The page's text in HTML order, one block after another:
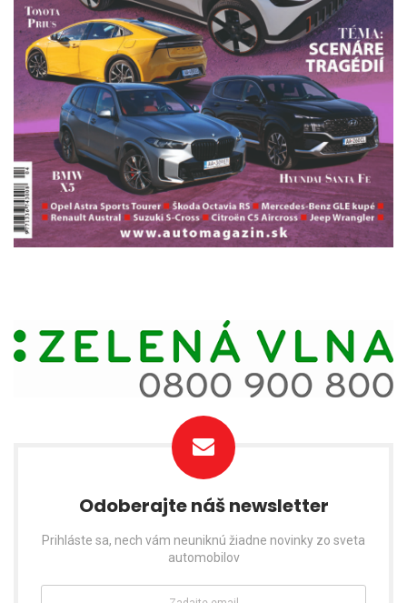
Odoberajte náš newsletter
Prihláste sa, nech vám neuniknú žiadne novinky zo sveta
automobilov